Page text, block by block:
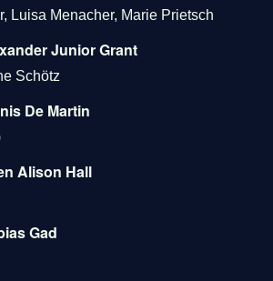
Luisa Menacher, Marie Prietsch
Junior Grant
Schötz
De Martin
Alison Hall
Gad